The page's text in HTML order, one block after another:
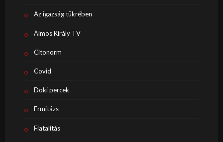
Az igazság tükrében
Álmos Király TV
Citonorm
Covid
Doki percek
Ermitázs
Fiatalítás